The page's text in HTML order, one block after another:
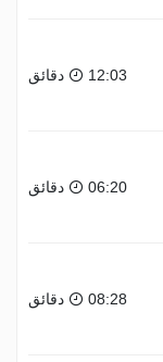
12:03 دقائق
06:20 دقائق
08:28 دقائق